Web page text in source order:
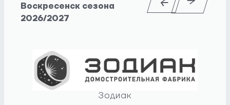
Воскресенск сезона
2026/2027
Зодиак